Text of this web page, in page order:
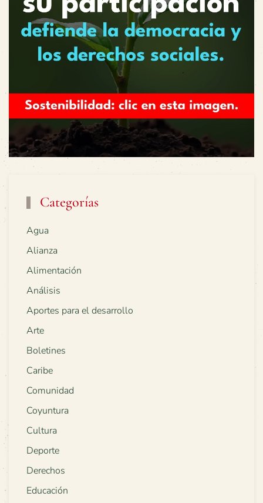
Categorías
Agua
Alianza
Alimentación
Análisis
Aportes para el desarrollo
Arte
Boletines
Caribe
Comunidad
Coyuntura
Cultura
Deporte
Derechos
Educación